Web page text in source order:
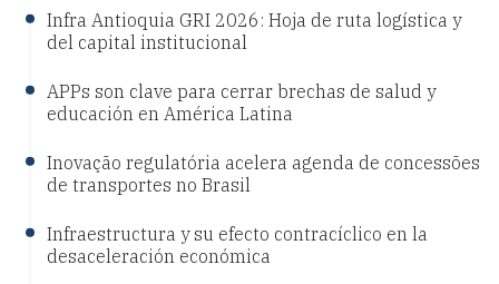
Infra Antioquia GRI 2026: Hoja de ruta logística y
del capital institucional
APPs son clave para cerrar brechas de salud y
educación en América Latina
Inovação regulatória acelera agenda de concessões
de transportes no Brasil
Infraestructura y su efecto contracíclico en la
desaceleración económica